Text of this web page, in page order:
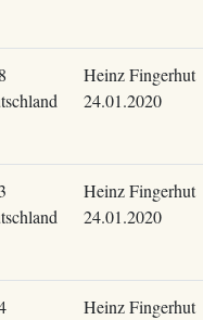
Heinz Fingerhut
24.01.2020
Heinz Fingerhut
24.01.2020
Heinz Fingerhut